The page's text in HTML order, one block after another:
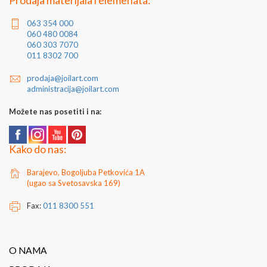
mailprodaja@joilart.com
Dodatni nazivi proizvoda: vrh, šiljak, koplje...
063 354 000
060 480 0084
060 303 7070
011 8302 700
prodaja@joilart.com
administracija@joilart.com
Možete nas posetiti i na:
Kako do nas:
Barajevo, Bogoljuba Petkovića 1A
(ugao sa Svetosavska 169)
Fax:011 8300 551
O NAMA